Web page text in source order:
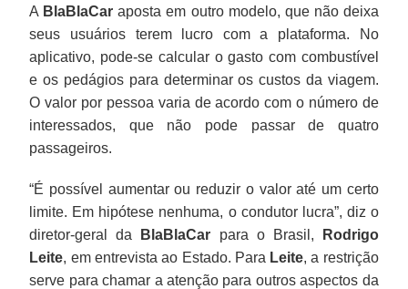
A BlaBlaCar aposta em outro modelo, que não deixa
seus usuários terem lucro com a plataforma. No
aplicativo, pode-se calcular o gasto com combustível
e os pedágios para determinar os custos da viagem.
O valor por pessoa varia de acordo com o número de
interessados, que não pode passar de quatro
passageiros.
“É possível aumentar ou reduzir o valor até um certo
limite. Em hipótese nenhuma, o condutor lucra”, diz o
diretor-geral da
BlaBlaCar para o Brasil,
Rodrigo
Leite, em entrevista ao Estado. Para Leite, a restrição
serve para chamar a atenção para outros aspectos da